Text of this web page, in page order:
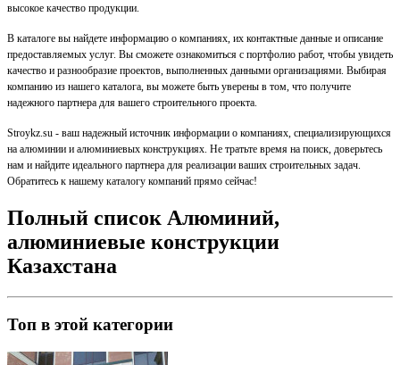
высокое качество продукции.
В каталоге вы найдете информацию о компаниях, их контактные данные и описание
предоставляемых услуг. Вы сможете ознакомиться с портфолио работ, чтобы увидеть
качество и разнообразие проектов, выполненных данными организациями. Выбирая
компанию из нашего каталога, вы можете быть уверены в том, что получите
надежного партнера для вашего строительного проекта.
Stroykz.su - ваш надежный источник информации о компаниях, специализирующихся
на алюминии и алюминиевых конструкциях. Не тратьте время на поиск, доверьтесь
нам и найдите идеального партнера для реализации ваших строительных задач.
Обратитесь к нашему каталогу компаний прямо сейчас!
Полный список Алюминий,
алюминиевые конструкции
Казахстана
Топ в этой категории